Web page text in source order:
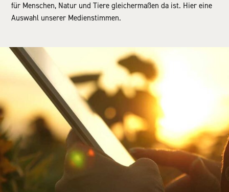
für Menschen, Natur und Tiere gleichermaßen da ist. Hier eine
Auswahl unserer Medienstimmen.